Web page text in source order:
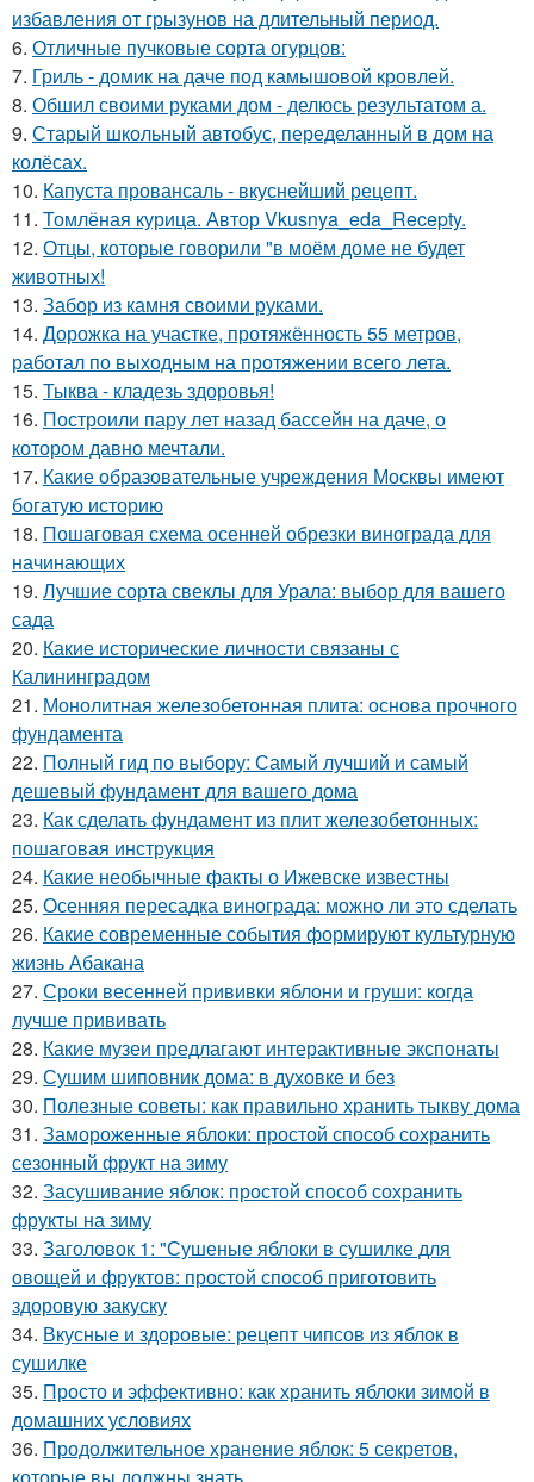
избавления от грызунов на длительный период.
6. Отличные пучковые сорта огурцов:
7. Гриль - домик на даче под камышовой кровлей.
8. Обшил своими руками дом - делюсь результатом а.
9. Старый школьный автобус, переделанный в дом на
колёсах.
10. Капуста провансаль - вкуснейший рецепт.
11. Томлёная курица. Автор Vkusnya_eda_Recepty.
12. Отцы, которые говорили "в моём доме не будет
животных!
13. Забор из камня своими руками.
14. Дорожка на участке, протяжённость 55 метров,
работал по выходным на протяжении всего лета.
15. Тыква - кладезь здоровья!
16. Построили пару лет назад бассейн на даче, о
котором давно мечтали.
17. Какие образовательные учреждения Москвы имеют
богатую историю
18. Пошаговая схема осенней обрезки винограда для
начинающих
19. Лучшие сорта свеклы для Урала: выбор для вашего
сада
20. Какие исторические личности связаны с
Калининградом
21. Монолитная железобетонная плита: основа прочного
фундамента
22. Полный гид по выбору: Самый лучший и самый
дешевый фундамент для вашего дома
23. Как сделать фундамент из плит железобетонных:
пошаговая инструкция
24. Какие необычные факты о Ижевске известны
25. Осенняя пересадка винограда: можно ли это сделать
26. Какие современные события формируют культурную
жизнь Абакана
27. Сроки весенней прививки яблони и груши: когда
лучше прививать
28. Какие музеи предлагают интерактивные экспонаты
29. Сушим шиповник дома: в духовке и без
30. Полезные советы: как правильно хранить тыкву дома
31. Замороженные яблоки: простой способ сохранить
сезонный фрукт на зиму
32. Засушивание яблок: простой способ сохранить
фрукты на зиму
33. Заголовок 1: "Сушеные яблоки в сушилке для
овощей и фруктов: простой способ приготовить
здоровую закуску
34. Вкусные и здоровые: рецепт чипсов из яблок в
сушилке
35. Просто и эффективно: как хранить яблоки зимой в
домашних условиях
36. Продолжительное хранение яблок: 5 секретов,
которые вы должны знать